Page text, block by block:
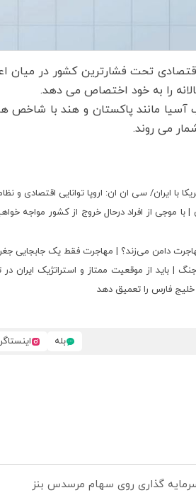
را به خود اختصاص می دهد.
می روند.
با ایران/ سی ان ان: اروپا توانایی اقتصادی و
موجی از افراد درحال خروج از کشور مواجه
دامن می‌زند؟ | مهاجرت فقط یک جابجایی
| باید از موقعیت ممتاز و استراتژیک ایران
خلیج فارس را تعمیق دهد
بله
سرمایه گذاری روی سهام مرسدس بنز